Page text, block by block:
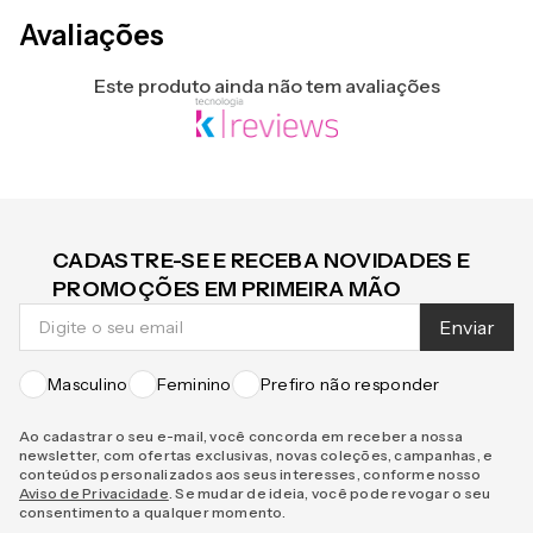
Avaliações
Este produto ainda não tem avaliações
CADASTRE-SE E RECEBA NOVIDADES E
PROMOÇÕES EM PRIMEIRA MÃO
Enviar
Masculino Feminino Prefiro não responder
Ao cadastrar o seu e-mail, você concorda em receber a nossa
newsletter, com ofertas exclusivas, novas coleções, campanhas, e
conteúdos personalizados aos seus interesses, conforme nosso
Aviso de Privacidade . Se mudar de ideia, você pode revogar o seu
consentimento a qualquer momento.